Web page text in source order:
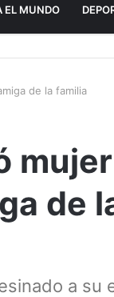
EL MUNDO
de la familia
de
a su